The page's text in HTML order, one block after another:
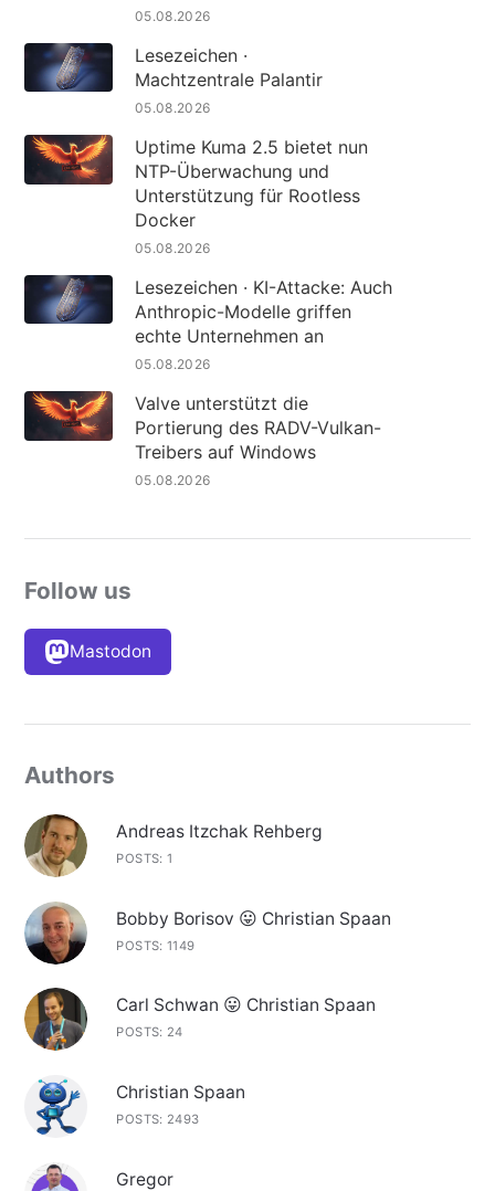
05.08.2026
Lesezeichen ·
Machtzentrale Palantir
05.08.2026
Uptime Kuma 2.5 bietet nun
NTP-Überwachung und
Unterstützung für Rootless
Docker
05.08.2026
Lesezeichen · KI-Attacke: Auch
Anthropic-Modelle griffen
echte Unternehmen an
05.08.2026
Valve unterstützt die
Portierung des RADV-Vulkan-
Treibers auf Windows
05.08.2026
Follow us
Mastodon
Authors
Andreas Itzchak Rehberg
POSTS: 1
Bobby Borisov 😛 Christian Spaan
POSTS: 1149
Carl Schwan 😛 Christian Spaan
POSTS: 24
Christian Spaan
POSTS: 2493
Gregor